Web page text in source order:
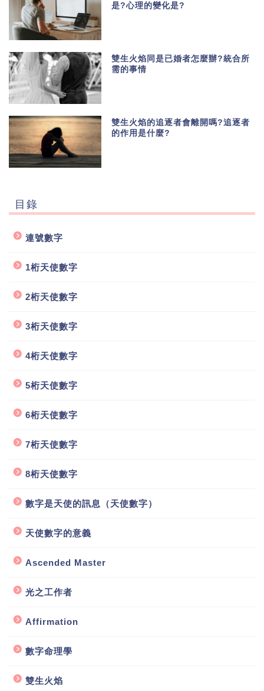
是?心理的變化是?
雙生火焰同是已婚者怎麼辦?統合所
需的事情
雙生火焰的追逐者會離開嗎?追逐者
的作用是什麼?
目錄
連號數字
1桁天使數字
2桁天使數字
3桁天使數字
4桁天使數字
5桁天使數字
6桁天使數字
7桁天使數字
8桁天使數字
數字是天使的訊息（天使數字）
天使數字的意義
Ascended Master
光之工作者
Affirmation
數字命理學
雙生火焰